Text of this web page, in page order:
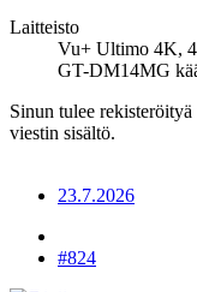
Laitteisto
Vu+ Ultimo 4K,
GT-DM14MG
Sinun tulee
viestin sisältö.
23.7.2026
#824